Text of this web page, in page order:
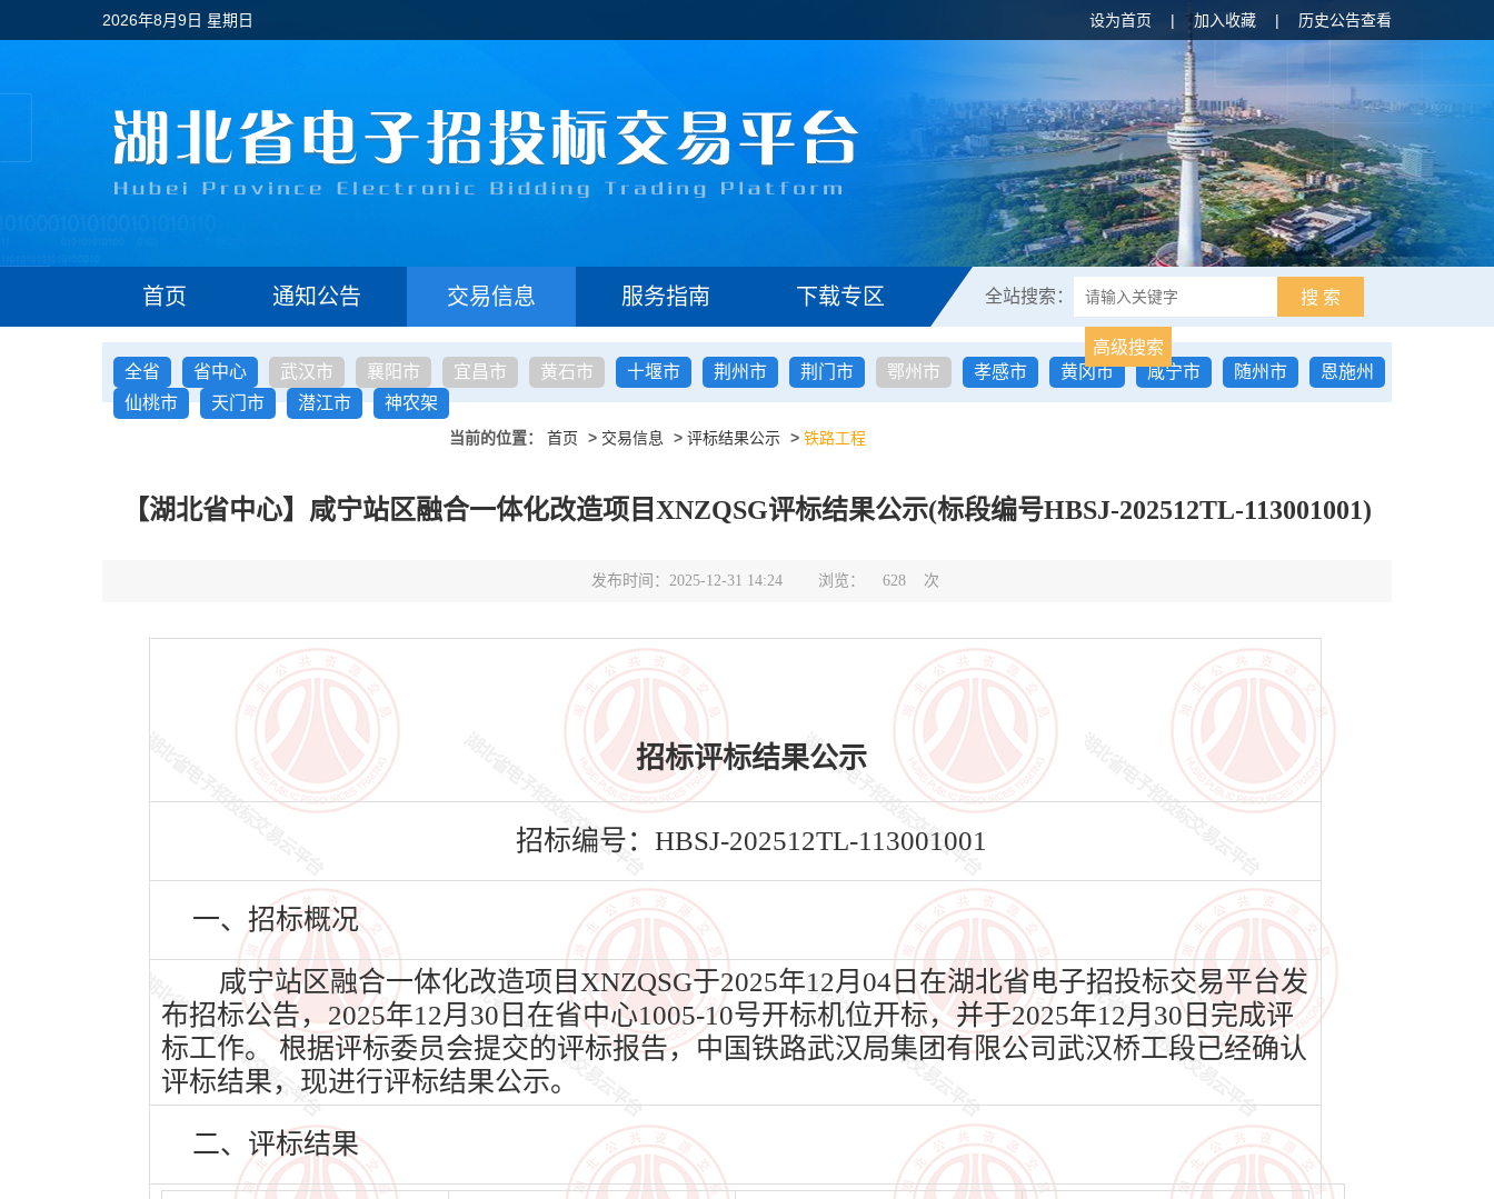
2026年8月9日 星期日 设为首页 | 加入收藏 | 历史公告查看
首页 通知公告 交易信息 服务指南 下载专区 全站搜索： 搜 索
高级搜索
全省
省中心 武汉市 襄阳市 宜昌市 黄石市 十堰市 荆州市 荆门市 鄂州市 孝感市 黄冈市 咸宁市 随州市
恩施州
仙桃市
天门市 潜江市 神农架
当前的位置： 首页 > 交易信息 > 评标结果公示 > 铁路工程
【湖北省中心】咸宁站区融合一体化改造项目XNZQSG评标结果公示(标段编号HBSJ-202512TL-113001001)
发布时间：2025-12-31 14:24 浏览： 628 次
招标评标结果公示
招标编号：HBSJ-202512TL-113001001
一、招标概况
咸宁站区融合一体化改造项目XNZQSG于2025年12月04日在湖北省电子招投标交易平台发
布招标公告，2025年12月30日在省中心1005-10号开标机位开标，并于2025年12月30日完成评
标工作。 根据评标委员会提交的评标报告，中国铁路武汉局集团有限公司武汉桥工段已经确认
评标结果，现进行评标结果公示。
二、评标结果